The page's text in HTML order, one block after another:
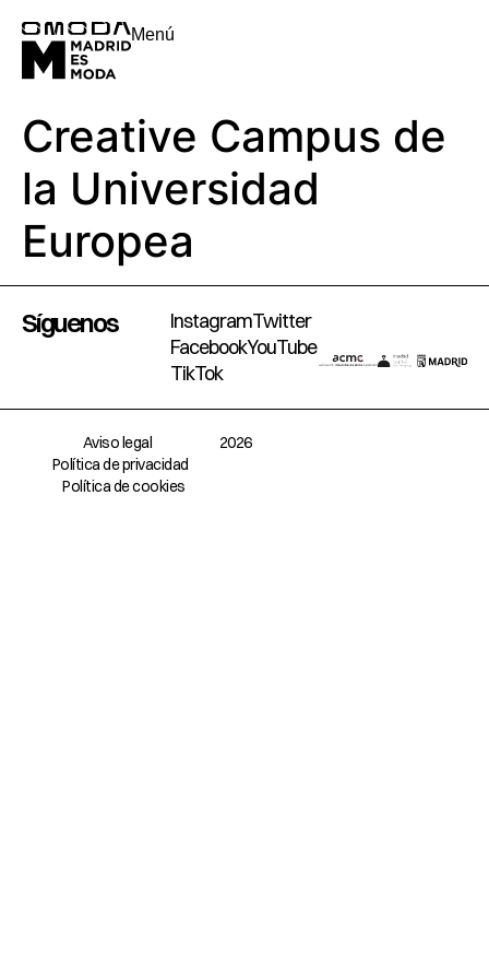
Menú
Creative Campus de
la Universidad
Europea
Síguenos InstagramTwitter
FacebookYouTube
TikTok
Aviso legal
Política de privacidad
Política de cookies
2026